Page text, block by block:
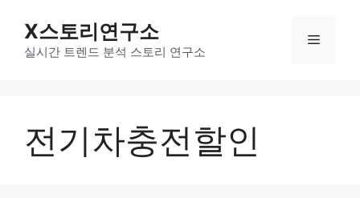
X스토리연구소
실시간 트렌드 분석 스토리 연구소
메
전기차충전할인